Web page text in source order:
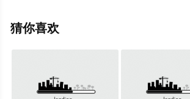
平台了解。
猜你喜欢